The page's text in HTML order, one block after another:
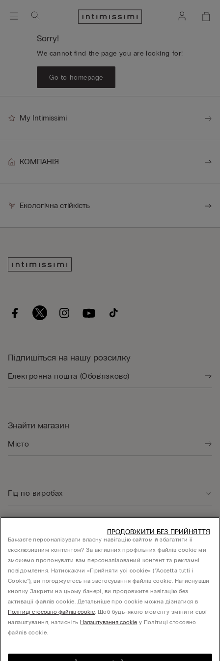
Sorry!
We cannot find the page you are looking for!
Go to homepage
My Intimissimi
КОМПАНІЯ
Екологічна стійкість
Підпишіться на нашу розсилку
Знайти магазин
Гід по виробах
Юридична інформація
КОМПАНІЯ
Товариство з обмеженою відповідальністю "МНС ІНВЕСТМЕНТ" - 01014, місто Київ,
Бажаєте персоналізувати власну навігацію сайтом й збагатити її
ексклюзивним контентом? За активних профільних файлів cookie ми
зможемо пропонувати вам персоналізований контент та рекламні
повідомлення. Натискаючи «Прийняти усі cookie» (“Accetta tutti i
Cookie”), ви погоджуєтесь на застосування файлів cookie. Натиснувши
кнопку Закрити на цьому банері, ви продовжите навігацію без
активації файлів cookie. Детальніше про cookie можна дізнатися в
Політиці стосовно файлів cookie. Щоб будь-якого моменту змінити свої
налаштування, натиснітьНалаштування cookie у Політиці стосовно
файлів cookie.
ПРОДОВЖИТИ БЕЗ ПРИЙНЯТТЯ